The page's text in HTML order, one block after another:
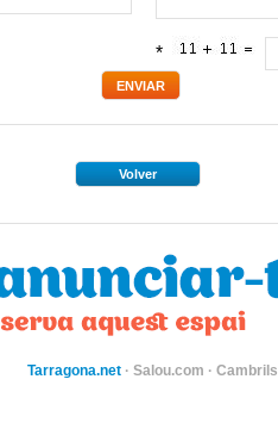
*
Volver
Tarragona.net · Salou.com ·